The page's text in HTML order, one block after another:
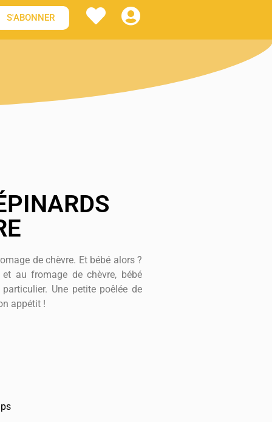
S'ABONNER
de chèvre. Et bébé alors ?
au fromage de chèvre, bébé
Une petite poêlée de
appétit !